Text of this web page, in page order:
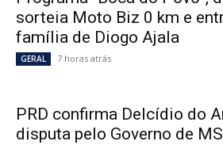
sorteia Moto Biz 0 km e
família de Diogo Ajala
GERAL 7 horas atrás
PRD confirma Delcídio do
disputa pelo Governo de MS